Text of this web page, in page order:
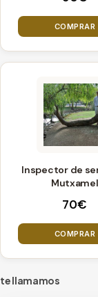
COMPRAR
70€
Inspector de
Mutxamel
COMPRAR
te llamamos